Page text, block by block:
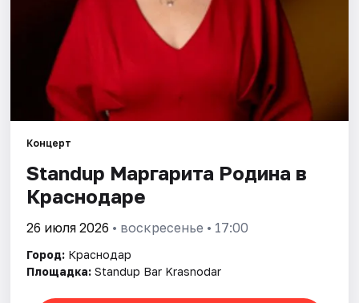
Площадки
Артисты
Концерт
Standup Маргарита Родина в
Краснодаре
26 июля 2026 • воскресенье • 17:00
Город: Краснодар
Площадка: Standup Bar Krasnodar